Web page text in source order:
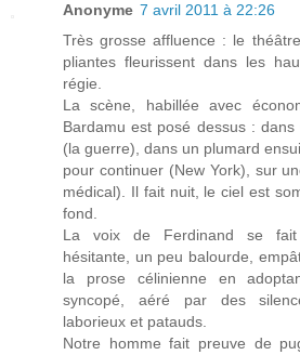
Anonyme 7 avril 2011 à 22:26
Très grosse affluence : le
pliantes fleurissent dans les
régie.
La scène, habillée avec
Bardamu est posé dessus :
(la guerre), dans un plumard
pour continuer (New York), sur
médical). Il fait nuit, le ciel est
fond.
La voix de Ferdinand se fait
hésitante, un peu balourde,
la prose célinienne en
syncopé, aéré par des
laborieux et patauds.
Notre homme fait preuve de